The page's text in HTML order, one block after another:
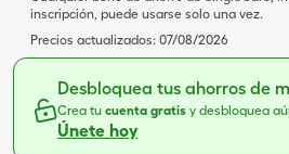
inscripción, puede usarse solo una vez.
Precios actualizados: 07/08/2026
Desbloquea tus ahorros de
Crea tu cuenta gratis y desbloquea
Únete hoy